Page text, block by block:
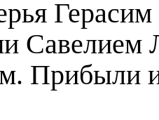
Савелием
Прибыли